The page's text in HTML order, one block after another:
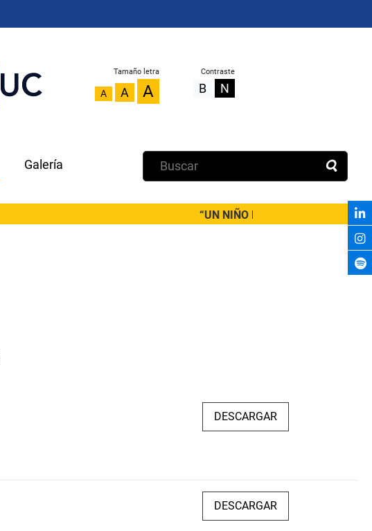
Tamaño letra
A A A
Contraste
B N
Galería
“UN NIÑO DEBERÍA SALIR DE
DESCARGAR
DESCARGAR